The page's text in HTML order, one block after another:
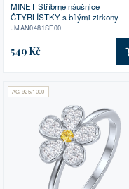
MINET Stříbrné náušnice
ČTYŘLÍSTKY s bílými zirkony
JMAN0481SE00
549 Kč
AG 925/1000